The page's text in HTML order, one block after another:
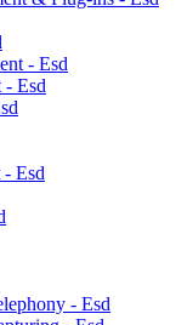
- Esd
- Esd
Esd
- Esd